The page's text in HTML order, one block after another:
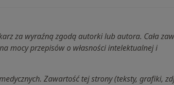
za wyraźną zgodą autorki lub autora. Cała
mocy przepisów o własności intelektualnej i
Zawartość tej strony (teksty, grafiki,